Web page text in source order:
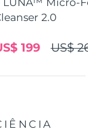
2.0
US$
199